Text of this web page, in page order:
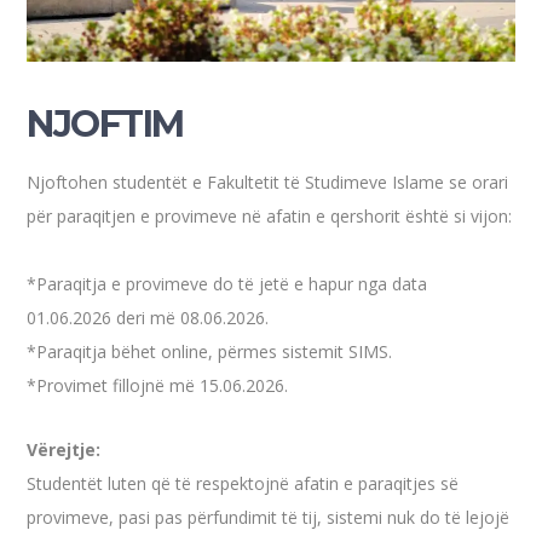
NJOFTIM
Njoftohen studentët e Fakultetit të Studimeve Islame se orari
për paraqitjen e provimeve në afatin e qershorit është si vijon:
*Paraqitja e provimeve do të jetë e hapur nga data
01.06.2026 deri më 08.06.2026.
*Paraqitja bëhet online, përmes sistemit SIMS.
*Provimet fillojnë më 15.06.2026.
Vërejtje:
Studentët luten që të respektojnë afatin e paraqitjes së
provimeve, pasi pas përfundimit të tij, sistemi nuk do të lejojë